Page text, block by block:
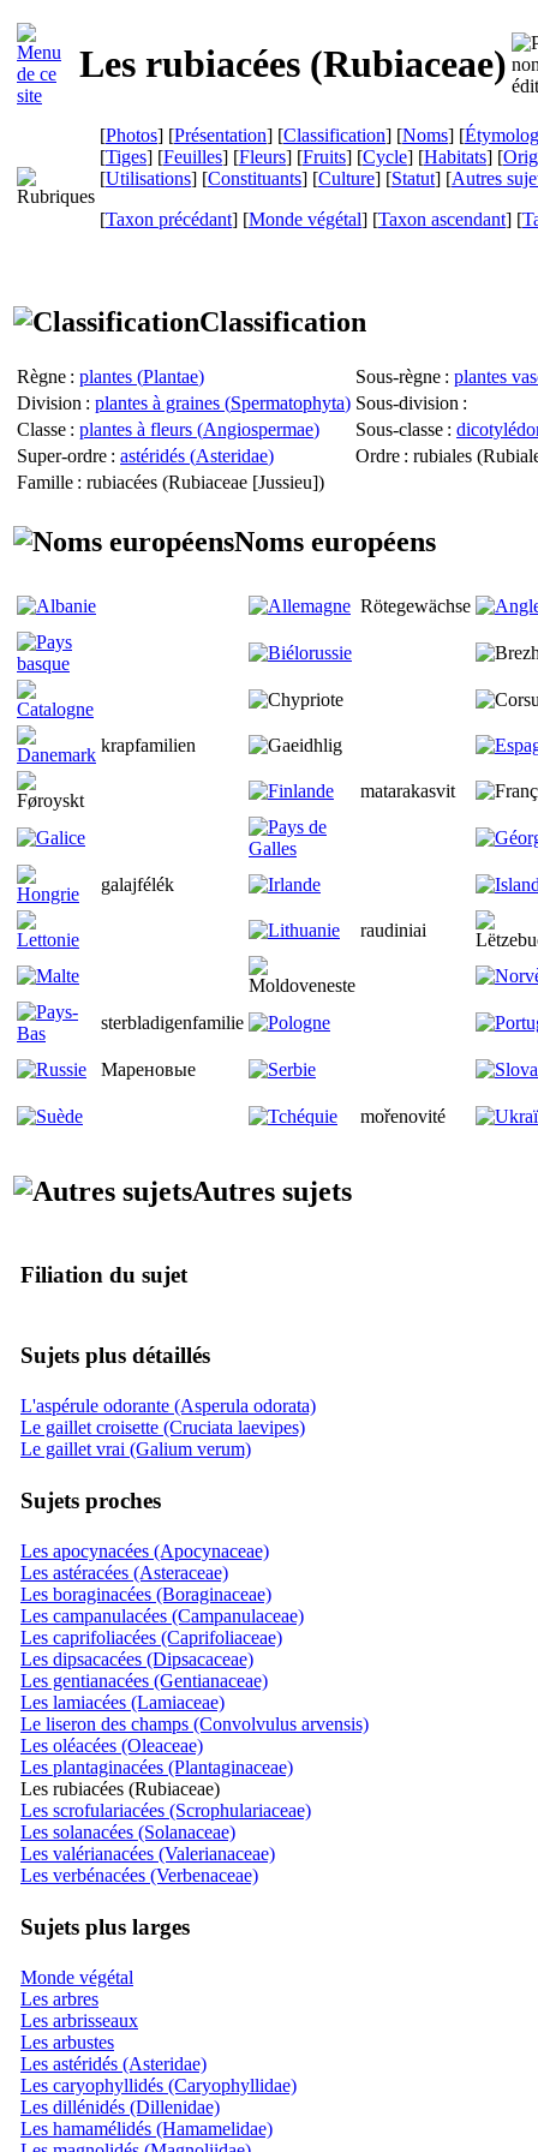
Les rubiacées (Rubiaceae)
[Photos] [Présentation] [Classification] [Noms] [
[Tiges] [Feuilles] [Fleurs] [Fruits] [Cycle] [Habitats] [
[Utilisations] [Constituants] [Culture] [Statut] [Autres
[Taxon précédant] [Monde végétal] [Taxon ascendant] [
Classification
Règne : plantes (Plantae) Sous-règne : plantes
Division : plantes à graines (Spermatophyta) Sous-division :
Classe : plantes à fleurs (Angiospermae) Sous-classe :
Super-ordre : astéridés (Asteridae) Ordre : rubiales (
Famille : rubiacées (Rubiaceae [Jussieu])
Noms européens
Rötegewächse
krapfamilien
matarakasvit
galajfélék
raudiniai
sterbladigenfamilie
Мареновые
mořenovité
Autres sujets
Filiation du sujet
Sujets plus détaillés
L'aspérule odorante (Asperula odorata)
Le gaillet croisette (Cruciata laevipes)
Le gaillet vrai (Galium verum)
Sujets proches
Les apocynacées (Apocynaceae)
Les astéracées (Asteraceae)
Les boraginacées (Boraginaceae)
Les campanulacées (Campanulaceae)
Les caprifoliacées (Caprifoliaceae)
Les dipsacacées (Dipsacaceae)
Les gentianacées (Gentianaceae)
Les lamiacées (Lamiaceae)
Le liseron des champs (Convolvulus arvensis)
Les oléacées (Oleaceae)
Les plantaginacées (Plantaginaceae)
Les rubiacées (Rubiaceae)
Les scrofulariacées (Scrophulariaceae)
Les solanacées (Solanaceae)
Les valérianacées (Valerianaceae)
Les verbénacées (Verbenaceae)
Sujets plus larges
Monde végétal
Les arbres
Les arbrisseaux
Les arbustes
Les astéridés (Asteridae)
Les caryophyllidés (Caryophyllidae)
Les dillénidés (Dillenidae)
Les hamamélidés (Hamamelidae)